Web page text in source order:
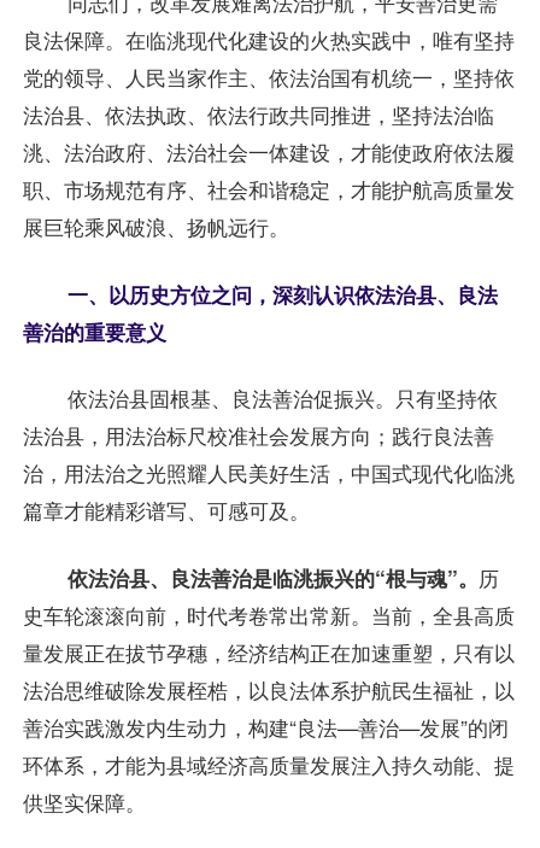
良法保障。在临洮现代化建设的火热实践中，唯有坚持
党的领导、人民当家作主、依法治国有机统一，坚持依
法治县、依法执政、依法行政共同推进，坚持法治临
洮、法治政府、法治社会一体建设，才能使政府依法履
职、市场规范有序、社会和谐稳定，才能护航高质量发
展巨轮乘风破浪、扬帆远行。
一、以历史方位之问，深刻认识依法治县、良法
善治的重要意义
依法治县固根基、良法善治促振兴。只有坚持依
法治县，用法治标尺校准社会发展方向；践行良法善
治，用法治之光照耀人民美好生活，中国式现代化临洮
篇章才能精彩谱写、可感可及。
依法治县、良法善治是临洮振兴的“根与魂”。 历
史车轮滚滚向前，时代考卷常出常新。当前，全县高质
量发展正在拔节孕穗，经济结构正在加速重塑，只有以
法治思维破除发展桎梏，以良法体系护航民生福祉，以
善治实践激发内生动力，构建“良法—善治—发展”的闭
环体系，才能为县域经济高质量发展注入持久动能、提
供坚实保障。